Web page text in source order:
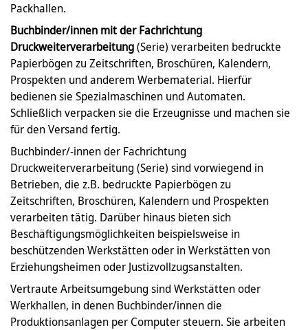
Packhallen.
Buchbinder/innen mit der Fachrichtung
Druckweiterverarbeitung(Serie) verarbeiten bedruckte
Papierbögen zu Zeitschriften, Broschüren, Kalendern,
Prospekten und anderem Werbematerial. Hierfür
bedienen sie Spezialmaschinen und Automaten.
Schließlich verpacken sie die Erzeugnisse und machen sie
für den Versand fertig.
Buchbinder/-innen der Fachrichtung
Druckweiterverarbeitung (Serie) sind vorwiegend in
Betrieben, die z.B. bedruckte Papierbögen zu
Zeitschriften, Broschüren, Kalendern und Prospekten
verarbeiten tätig. Darüber hinaus bieten sich
Beschäftigungsmöglichkeiten beispielsweise in
beschützenden Werkstätten oder in Werkstätten von
Erziehungsheimen oder Justizvollzugsanstalten.
Vertraute Arbeitsumgebung sind Werkstätten oder
Werkhallen, in denen Buchbinder/innen die
Produktionsanlagen per Computer steuern. Sie arbeiten